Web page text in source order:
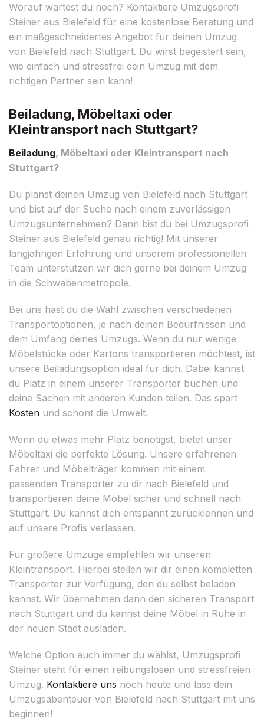
Worauf wartest du noch? Kontaktiere Umzugsprofi
Steiner aus Bielefeld für eine kostenlose Beratung und
ein maßgeschneidertes Angebot für deinen Umzug
von Bielefeld nach Stuttgart. Du wirst begeistert sein,
wie einfach und stressfrei dein Umzug mit dem
richtigen Partner sein kann!
Beiladung, Möbeltaxi oder
Kleintransport nach Stuttgart?
Beiladung, Möbeltaxi oder Kleintransport nach
Stuttgart?
Du planst deinen Umzug von Bielefeld nach Stuttgart
und bist auf der Suche nach einem zuverlässigen
Umzugsunternehmen? Dann bist du bei Umzugsprofi
Steiner aus Bielefeld genau richtig! Mit unserer
langjährigen Erfahrung und unserem professionellen
Team unterstützen wir dich gerne bei deinem Umzug
in die Schwabenmetropole.
Bei uns hast du die Wahl zwischen verschiedenen
Transportoptionen, je nach deinen Bedürfnissen und
dem Umfang deines Umzugs. Wenn du nur wenige
Möbelstücke oder Kartons transportieren möchtest, ist
unsere Beiladungsoption ideal für dich. Dabei kannst
du Platz in einem unserer Transporter buchen und
deine Sachen mit anderen Kunden teilen. Das spart
Kosten und schont die Umwelt.
Wenn du etwas mehr Platz benötigst, bietet unser
Möbeltaxi die perfekte Lösung. Unsere erfahrenen
Fahrer und Möbelträger kommen mit einem
passenden Transporter zu dir nach Bielefeld und
transportieren deine Möbel sicher und schnell nach
Stuttgart. Du kannst dich entspannt zurücklehnen und
auf unsere Profis verlassen.
Für größere Umzüge empfehlen wir unseren
Kleintransport. Hierbei stellen wir dir einen kompletten
Transporter zur Verfügung, den du selbst beladen
kannst. Wir übernehmen dann den sicheren Transport
nach Stuttgart und du kannst deine Möbel in Ruhe in
der neuen Stadt ausladen.
Welche Option auch immer du wählst, Umzugsprofi
Steiner steht für einen reibungslosen und stressfreien
Umzug. Kontaktiere uns noch heute und lass dein
Umzugsabenteuer von Bielefeld nach Stuttgart mit uns
beginnen!